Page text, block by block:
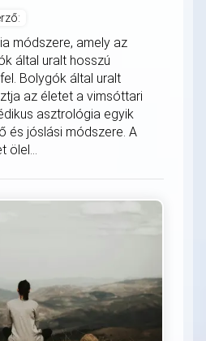
módszere, amely az
által uralt hosszú
Bolygók által uralt
az életet a vimsóttari
asztrológia egyik
és jóslási módszere. A
ölel...